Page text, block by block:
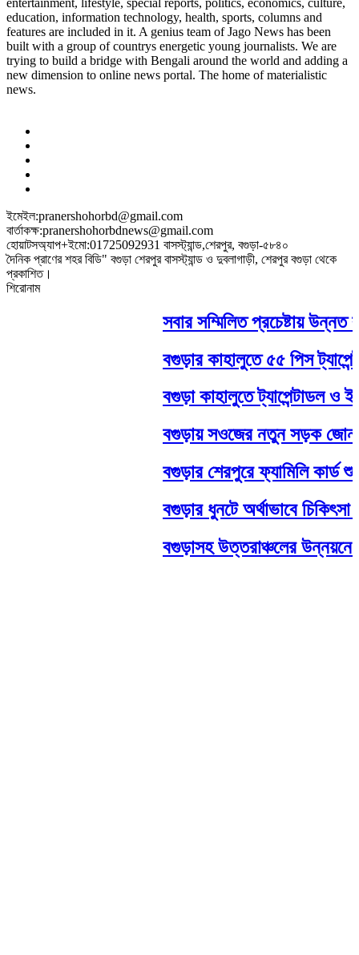
education, information technology, health, sports, columns and
features are included in it. A genius team of Jago News has been
built with a group of countrys energetic young journalists. We are
trying to build a bridge with Bengali around the world and adding a
new dimension to online news portal. The home of materialistic
news.
ইমেইল:pranershohorbd@gmail.com
বার্তাকক্ষ:pranershohorbdnews@gmail.com
হোয়াটসঅ্যাপ+ইমো:01725092931 বাসস্ট্যান্ড,শেরপুর, বগুড়া-৫৮৪০
দৈনিক প্রাণের শহর বিডি" বগুড়া শেরপুর বাসস্ট্যান্ড ও দুবলাগাড়ী, শেরপুর বগুড়া থেকে
প্রকাশিত।
শিরোনাম
সবার সম্মিলিত প্রচেষ্টায় উন্নত
বগুড়ার কাহালুতে ৫৫ পিস
বগুড়া কাহালুতে ট্যাপেন্টাডল ও
বগুড়ায় সওজের নতুন সড়ক জোন
বগুড়ার শেরপুরে ফ্যামিলি কার্ড
বগুড়ার ধুনটে অর্থাভাবে
বগুড়াসহ উত্তরাঞ্চলের উন্নয়নে বড়